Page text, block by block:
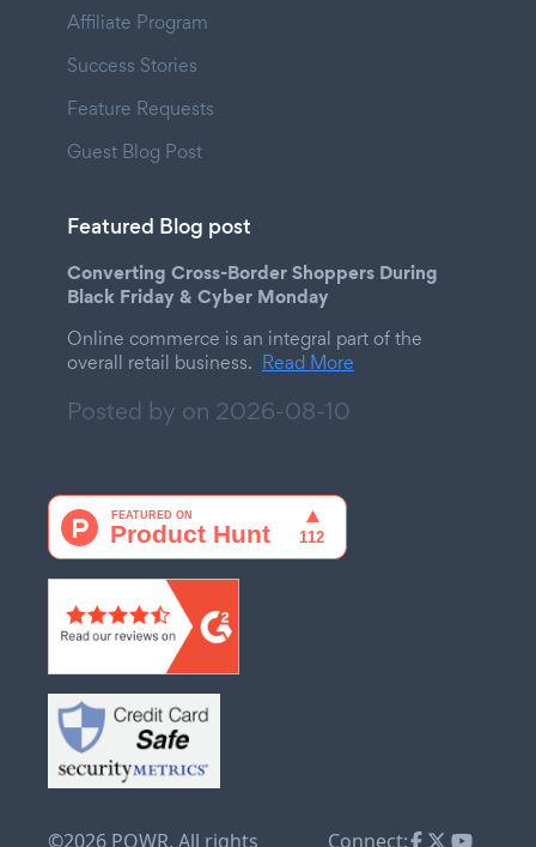
Affiliate Program
Success Stories
Feature Requests
Guest Blog Post
Featured Blog post
Converting Cross-Border Shoppers During
Black Friday & Cyber Monday
Online commerce is an integral part of the
overall retail business. Read More
Posted by on 2026-08-10
©2026 POWR. All rights Connect: